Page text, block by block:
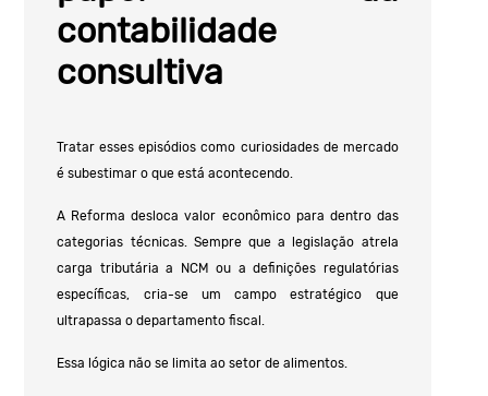
contabilidade
consultiva
Tratar esses episódios como curiosidades de mercado
é subestimar o que está acontecendo.
A Reforma desloca valor econômico para dentro das
categorias técnicas. Sempre que a legislação atrela
carga tributária a NCM ou a definições regulatórias
específicas, cria-se um campo estratégico que
ultrapassa o departamento fiscal.
Essa lógica não se limita ao setor de alimentos.